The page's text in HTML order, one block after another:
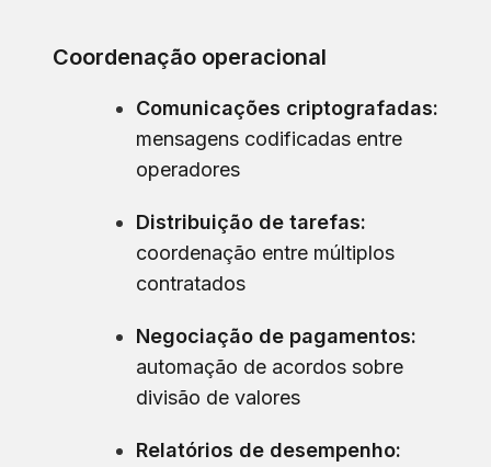
Coordenação operacional
Comunicações criptografadas:
mensagens codificadas entre
operadores
Distribuição de tarefas:
coordenação entre múltiplos
contratados
Negociação de pagamentos:
automação de acordos sobre
divisão de valores
Relatórios de desempenho: